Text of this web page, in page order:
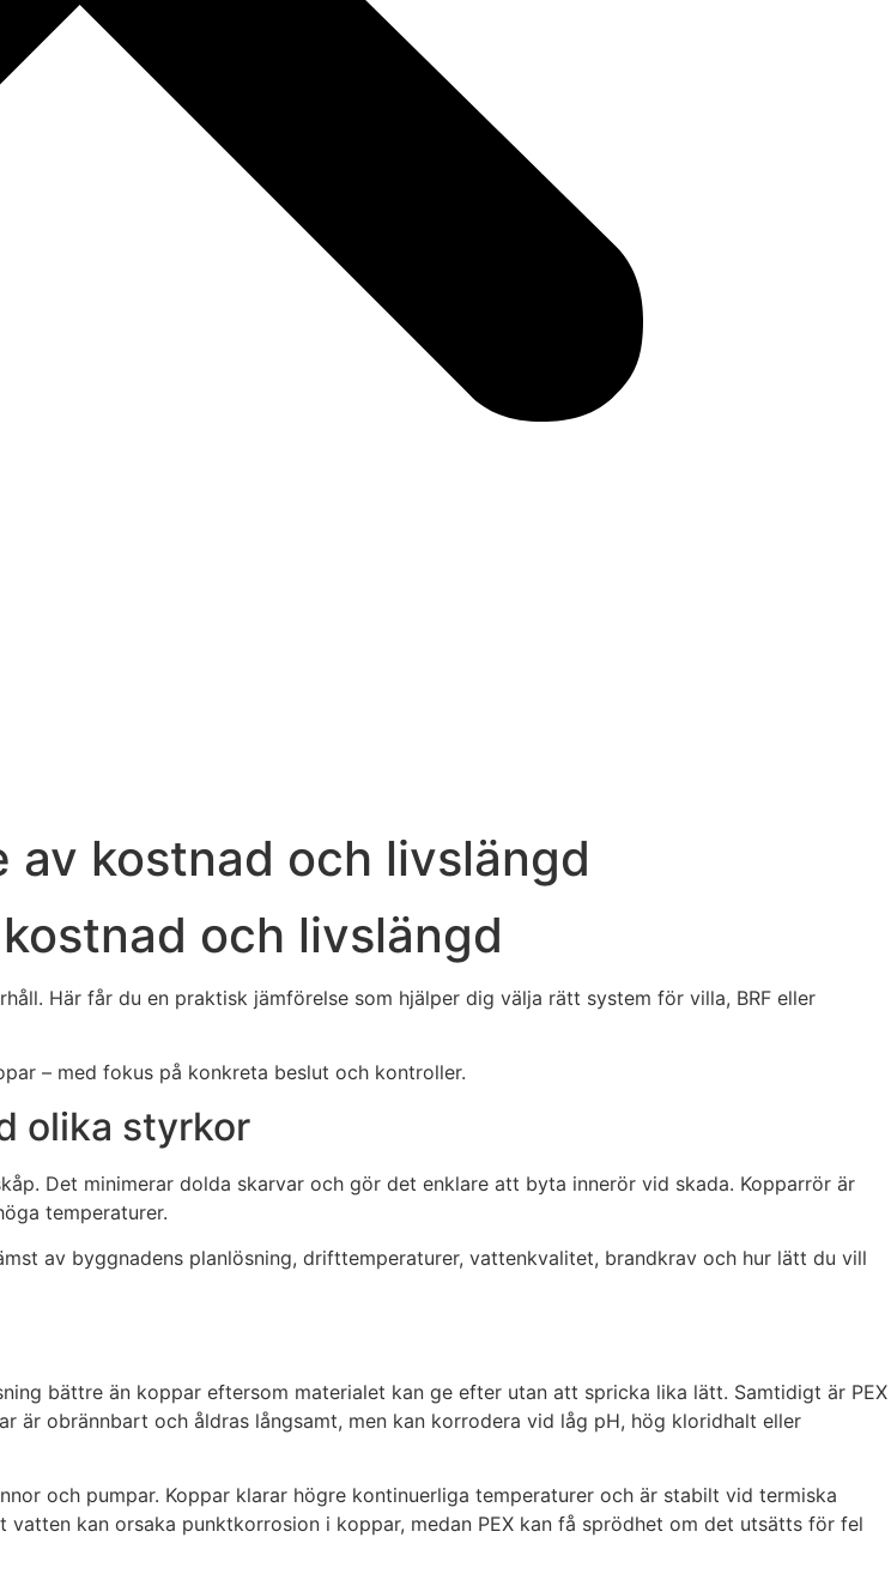
av kostnad och livslängd
och livslängd
Här får du en praktisk jämförelse som hjälper dig välja rätt system för villa, BRF eller
– med fokus på konkreta beslut och kontroller.
olika styrkor
Det minimerar dolda skarvar och gör det enklare att byta innerör vid skada. Kopparrör är
temperaturer.
av byggnadens planlösning, drifttemperaturer, vattenkvalitet, brandkrav och hur lätt du vill
bättre än koppar eftersom materialet kan ge efter utan att spricka lika lätt. Samtidigt är PEX
är obrännbart och åldras långsamt, men kan korrodera vid låg pH, hög kloridhalt eller
och pumpar. Koppar klarar högre kontinuerliga temperaturer och är stabilt vid termiska
kan orsaka punktkorrosion i koppar, medan PEX kan få sprödhet om det utsätts för fel